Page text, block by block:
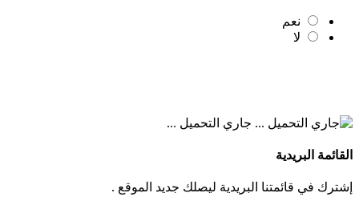
نعم
لا
جاري التحميل ...
القائمة البريدية
إشترك في قائمتنا البريدية ليصلك جديد الموقع .